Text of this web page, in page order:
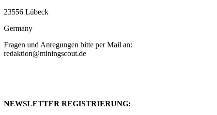
23556 Lübeck
Germany
Fragen und Anregungen bitte per Mail an:
redaktion@miningscout.de
NEWSLETTER REGISTRIERUNG: